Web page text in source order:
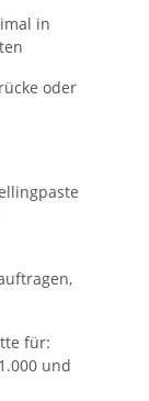
in
oder
für:
und